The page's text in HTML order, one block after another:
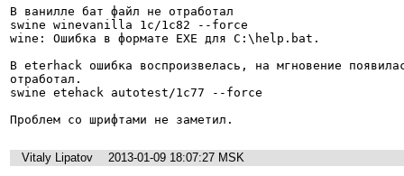
В ванилле бат файл не отработал
swine winevanilla 1c/1c82 --force
wine: Ошибка в формате EXE для C:\help.bat.
В eterhack ошибка воспроизвелась, на мгновение
отработал.
swine etehack autotest/1c77 --force
Проблем со шрифтами не заметил.
Vitaly Lipatov
2013-01-09 18:07:27 MSK